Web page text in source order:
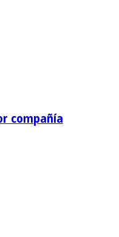
compañía